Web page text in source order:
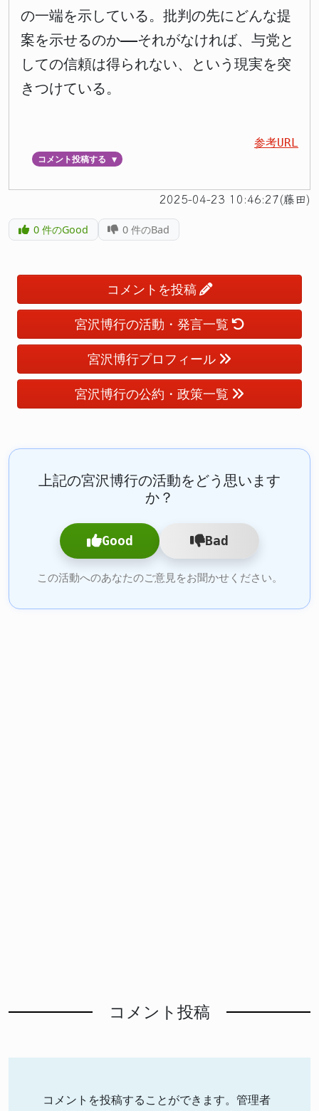
の一端を示している。批判の先にどんな提
案を示せるのか――それがなければ、与党と
しての信頼は得られない、という現実を突
きつけている。
参考URL
コメント投稿する ▼
2025-04-23 10:46:27(藤田)
0件のGood 0 件のBad
コメントを投稿
宮沢博行の活動・発言一覧
宮沢博行プロフィール
宮沢博行の公約・政策一覧
上記の宮沢博行の活動をどう思います
か？
Good Bad
この活動へのあなたのご意見をお聞かせください。
コメント投稿
コメントを投稿することができます。管理者